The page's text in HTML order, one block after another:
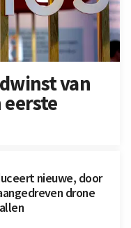
van
nieuwe, door
drone